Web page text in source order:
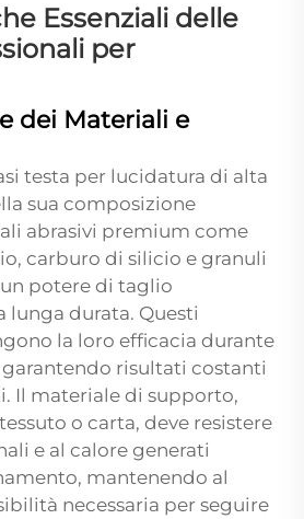
Essenziali delle
per
dei Materiali e
testa per lucidatura di alta
sua composizione
abrasivi premium come
carburo di silicio e granuli
potere di taglio
lunga durata. Questi
la loro efficacia durante
risultati costanti
Il materiale di supporto,
o carta, deve resistere
e al calore generati
mantenendo al
necessaria per seguire